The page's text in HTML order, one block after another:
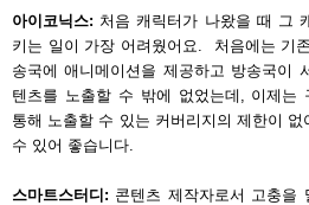
아이코닉스: 처음 캐릭터가 나왔을 때 그
키는 일이 가장 어려웠어요.  처음에는 기
송국에 애니메이션을 제공하고 방송국이
텐츠를 노출할 수 밖에 없었는데, 이제는
통해 노출할 수 있는 커버리지의 제한이
수 있어 좋습니다.
스마트스터디: 콘텐츠 제작자로서 고충을